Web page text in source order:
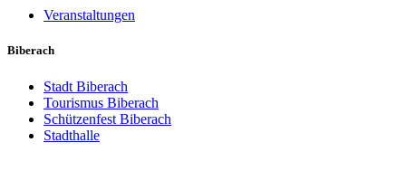
Veranstaltungen
Biberach
Stadt Biberach
Tourismus Biberach
Schützenfest Biberach
Stadthalle